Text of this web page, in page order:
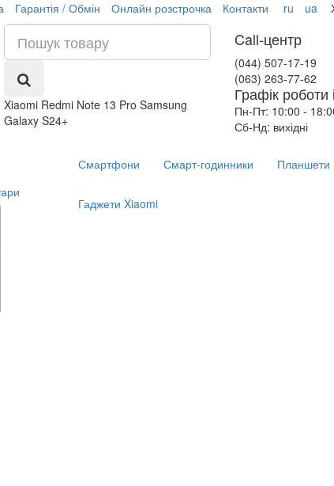
Гарантія / Обмін Онлайн розстрочка Контакти ru ua
Xiaomi Redmi Note 13 Pro Samsung
Galaxy S24+
Call-центр
(044) 507-17-19
(063) 263-77-62
Графік роботи
Пн-Пт: 10:00 -
Сб-Нд: вихідні
Смартфони Смарт-годинники Планшети
Гаджети Xiaomi